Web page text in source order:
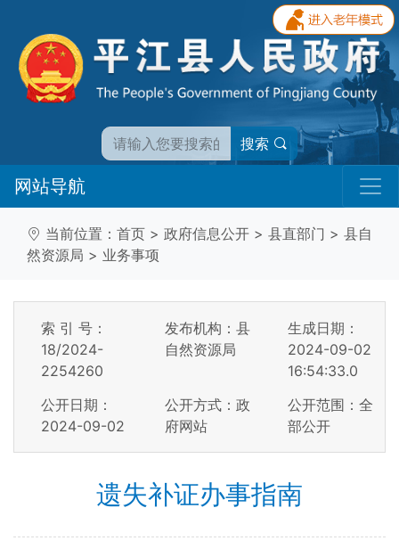
搜索
网站导航
当前位置： 首页 > 政府信息公开 > 县直部门 > 县自
然资源局 > 业务事项
索 引 号：
18/2024-
2254260
发布机构：县
自然资源局
生成日期：
2024-09-02
16:54:33.0
公开日期：
2024-09-02
公开方式：政
府网站
公开范围：全
部公开
遗失补证办事指南